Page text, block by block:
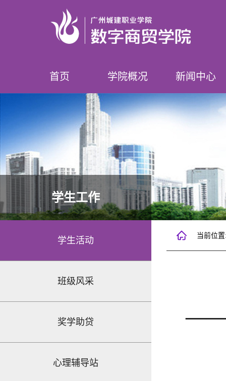
首页 学院概况
学院简介
领导介绍
专业设置
师资队伍
新闻中心
学院要闻
学院公告
榜样数贸人
学生工作
学生活动
班级风采
奖学助贷
心理辅导站
当前位
——